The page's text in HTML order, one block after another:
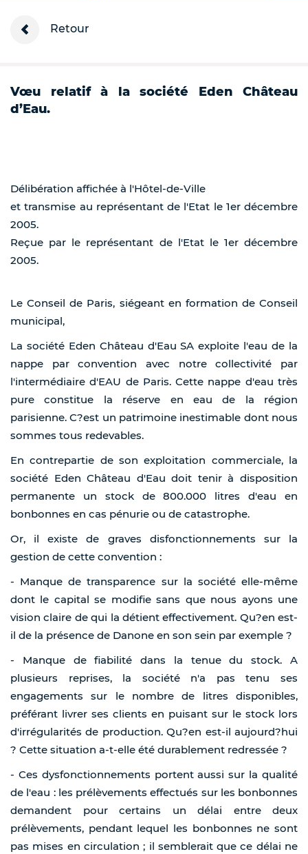
Retour
Vœu relatif à la société Eden Château
d’Eau.
Délibération affichée à l'Hôtel-de-Ville
et transmise au représentant de l'Etat le 1er décembre
2005.
Reçue par le représentant de l'Etat le 1er décembre
2005.
Le Conseil de Paris, siégeant en formation de Conseil
municipal,
La société Eden Château d'Eau SA exploite l'eau de la
nappe par convention avec notre collectivité par
l'intermédiaire d'EAU de Paris. Cette nappe d'eau très
pure constitue la réserve en eau de la région
parisienne. C?est un patrimoine inestimable dont nous
sommes tous redevables.
En contrepartie de son exploitation commerciale, la
société Eden Château d'Eau doit tenir à disposition
permanente un stock de 800.000 litres d'eau en
bonbonnes en cas pénurie ou de catastrophe.
Or, il existe de graves disfonctionnements sur la
gestion de cette convention :
- Manque de transparence sur la société elle-même
dont le capital se modifie sans que nous ayons une
vision claire de qui la détient effectivement. Qu?en est-
il de la présence de Danone en son sein par exemple ?
- Manque de fiabilité dans la tenue du stock. A
plusieurs reprises, la société n'a pas tenu ses
engagements sur le nombre de litres disponibles,
préférant livrer ses clients en puisant sur le stock lors
d'irrégularités de production. Qu?en est-il aujourd?hui
? Cette situation a-t-elle été durablement redressée ?
- Ces dysfonctionnements portent aussi sur la qualité
de l'eau : les prélèvements effectués sur les bonbonnes
demandent pour certains un délai entre deux
prélèvements, pendant lequel les bonbonnes ne sont
pas mises en circulation ; il semblerait que ce délai ne